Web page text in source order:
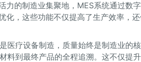
力的制造业集聚地，MES系统通过数
化，这些功能不仅提高了生产效率，
医疗设备制造，质量始终是制造业的
料到最终产品的全程追溯。这不仅提